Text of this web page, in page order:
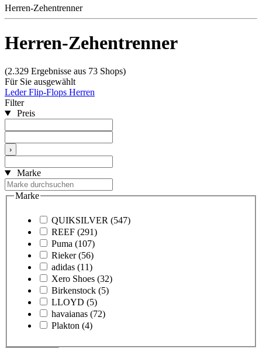
Herren-Zehentrenner
Herren-Zehentrenner
(2.329 Ergebnisse aus 73 Shops)
Für Sie ausgewählt
Leder Flip-Flops Herren
Filter
Preis
›
Marke
Marke
QUIKSILVER (547)
REEF (291)
Puma (107)
Rieker (56)
adidas (11)
Xero Shoes (32)
Birkenstock (5)
LLOYD (5)
havaianas (72)
Plakton (4)